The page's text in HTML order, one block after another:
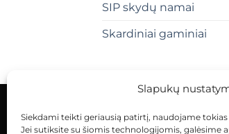
Slapukų
Siekdami teikti geriausią patirtį, naudojame
Jei sutiksite su šiomis technologijomis, galėsime
SIP skydų namai
Skardiniai gaminiai
KONTAKTAI